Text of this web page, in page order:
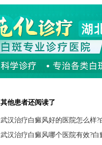
其他患者还阅读了
武汉治疗白癜风好的医院怎么样?
武汉治疗白癜风哪个医院有效?白